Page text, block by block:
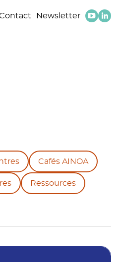
Newsletter
Cafés AINOA
Ressources